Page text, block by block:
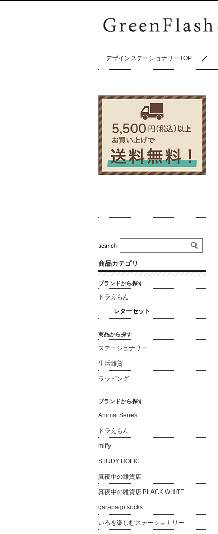
デザインステーショナリーTOP
商品カテゴリ
ブランドから探す
ドラえもん
レターセット
商品から探す
ステーショナリー
生活雑貨
ラッピング
ブランドから探す
Animal Series
ドラえもん
miffy
STUDY HOLIC
真夜中の雑貨店
真夜中の雑貨店 BLACK WHITE
garapago socks
いろを楽しむステーショナリー